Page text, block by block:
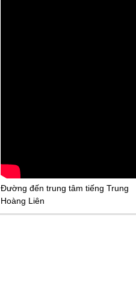
Đường đến trung tâm tiếng Trung
Hoàng Liên